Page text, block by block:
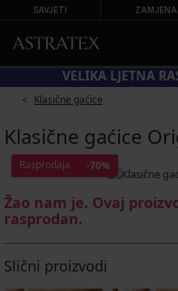
SAVJETI
VELIKA LJETNA
Klasične gaćice
Klasične gaćice
Rasprodaja -70%
Žao nam je. Ovaj
rasprodan.
Slični proizvodi